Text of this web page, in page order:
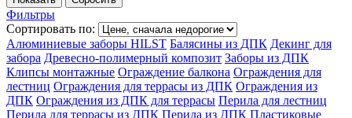
Фильтры
Сортировать по:
Алюминиевые заборы HILST Балясины из ДПК Декинг для
забора Древесно-полимерный композит Заборы из ДПК
Клипсы монтажные Ограждение балкона Ограждения для
лестниц Ограждения для террасы из ДПК Ограждения из
ДПК Ограждения из ДПК для террасы Перила для лестниц
Перила для террасы из ДПК Перила из ДПК Пластиковые